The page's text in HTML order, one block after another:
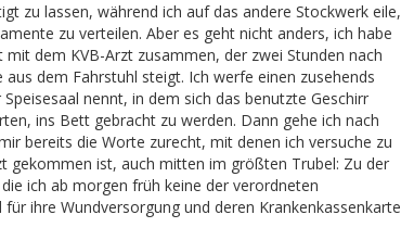
zu lassen, während ich auf das andere Stockwerk eile,
zu verteilen. Aber es geht nicht anders, ich habe
dem KVB-Arzt zusammen, der zwei Stunden nach
dem Fahrstuhl steigt. Ich werfe einen zusehends
nennt, in dem sich das benutzte Geschirr
ins Bett gebracht zu werden. Dann gehe ich nach
bereits die Worte zurecht, mit denen ich versuche zu
gekommen ist, auch mitten im größten Trubel: Zu der
ich ab morgen früh keine der verordneten
ihre Wundversorgung und deren Krankenkassenkarte